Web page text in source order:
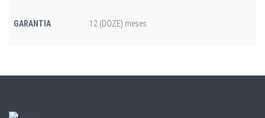
GARANTIA 12 (DOZE) meses.